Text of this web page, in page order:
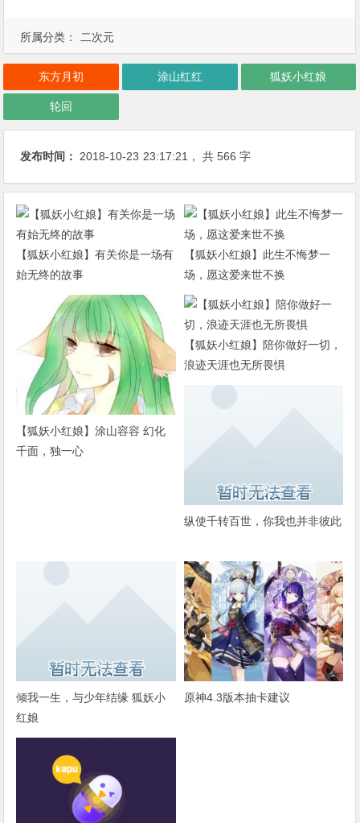
所属分类： 二次元
东方月初 涂山红红 狐妖小红娘
轮回
发布时间： 2018-10-23 23:17:21 ， 共 566 字
【狐妖小红娘】有关你是一场有
始无终的故事
【狐妖小红娘】此生不悔梦一
场，愿这爱来世不换
【狐妖小红娘】涂山容容 幻化
千面，独一心
【狐妖小红娘】陪你做好一切，
浪迹天涯也无所畏惧
纵使千转百世，你我也并非彼此
倾我一生，与少年结缘 狐妖小
红娘
原神4.3版本抽卡建议